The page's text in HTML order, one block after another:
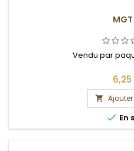
Vendu par
6,25

 En